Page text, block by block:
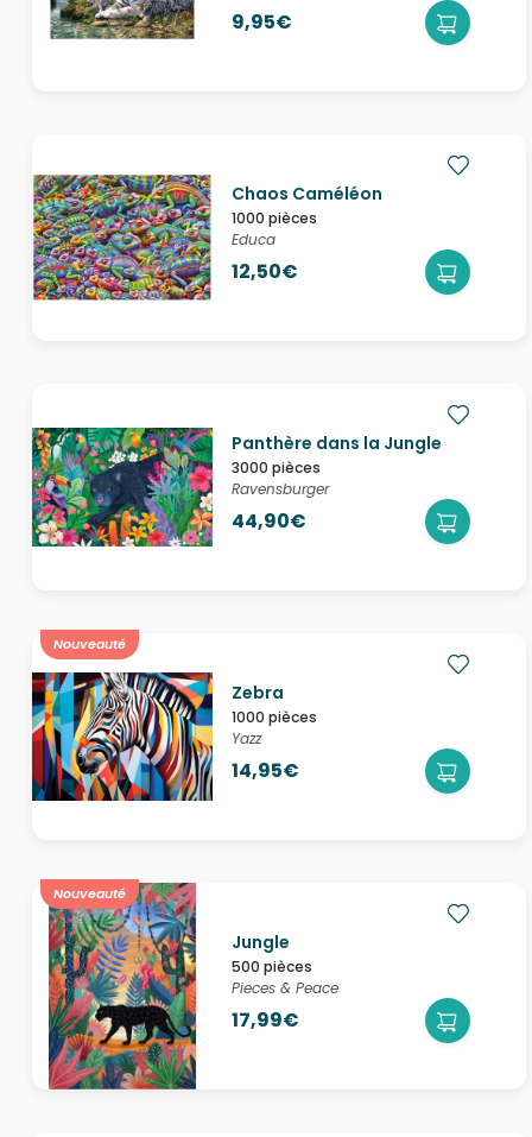
9,95€
Chaos Caméléon
1000 pièces
Educa
12,50€
Panthère dans la Jungle
3000 pièces
Ravensburger
44,90€
Nouveauté
Zebra
1000 pièces
Yazz
14,95€
Nouveauté
Jungle
500 pièces
Pieces & Peace
17,99€